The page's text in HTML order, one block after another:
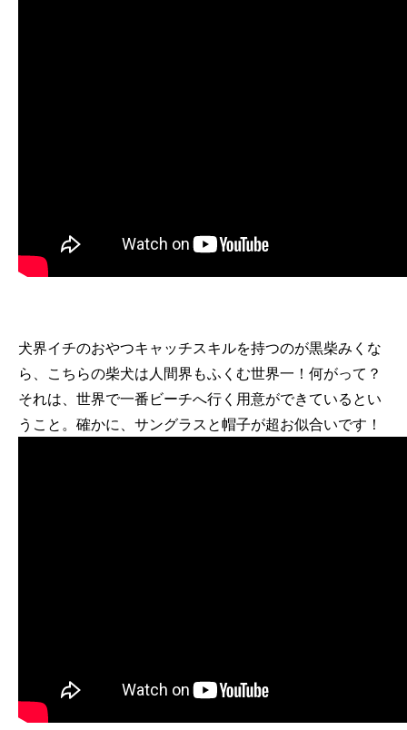
犬界イチのおやつキャッチスキルを持つのが黒柴みくな
ら、こちらの柴犬は人間界もふくむ世界一！何がって？
それは、世界で一番ビーチへ行く用意ができているとい
うこと。確かに、サングラスと帽子が超お似合いです！